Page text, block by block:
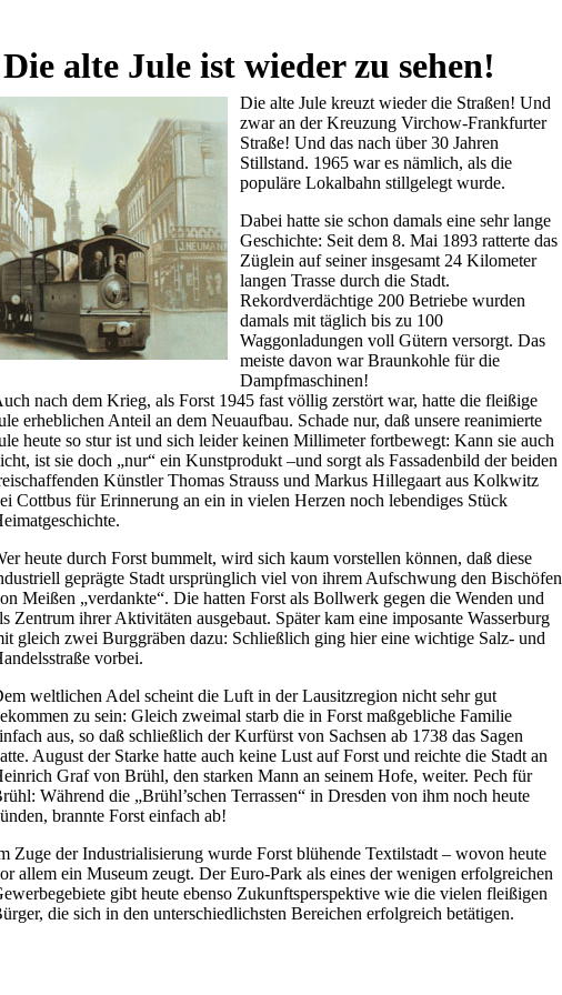
Die alte Jule ist wieder zu sehen!
Die alte Jule kreuzt wieder die Straßen! Und
zwar an der Kreuzung Virchow-Frankfurter
Straße! Und das nach über 30 Jahren
Stillstand. 1965 war es nämlich, als die
populäre Lokalbahn stillgelegt wurde.
Dabei hatte sie schon damals eine sehr lange
Geschichte: Seit dem 8. Mai 1893 ratterte das
Züglein auf seiner insgesamt 24 Kilometer
langen Trasse durch die Stadt.
Rekordverdächtige 200 Betriebe wurden
damals mit täglich bis zu 100
Waggonladungen voll Gütern versorgt. Das
meiste davon war Braunkohle für die
Dampfmaschinen!
nach dem Krieg, als Forst 1945 fast völlig zerstört war, hatte die fleißige
erheblichen Anteil an dem Neuaufbau. Schade nur, daß unsere reanimierte
heute so stur ist und sich leider keinen Millimeter fortbewegt: Kann sie auch
ist sie doch „nur“ ein Kunstprodukt –und sorgt als Fassadenbild der beiden
Künstler Thomas Strauss und Markus Hillegaart aus Kolkwitz
Cottbus für Erinnerung an ein in vielen Herzen noch lebendiges Stück
heute durch Forst bummelt, wird sich kaum vorstellen können, daß diese
geprägte Stadt ursprünglich viel von ihrem Aufschwung den Bischöfen
Meißen „verdankte“. Die hatten Forst als Bollwerk gegen die Wenden und
Zentrum ihrer Aktivitäten ausgebaut. Später kam eine imposante Wasserburg
gleich zwei Burggräben dazu: Schließlich ging hier eine wichtige Salz- und
vorbei.
weltlichen Adel scheint die Luft in der Lausitzregion nicht sehr gut
zu sein: Gleich zweimal starb die in Forst maßgebliche Familie
aus, so daß schließlich der Kurfürst von Sachsen ab 1738 das Sagen
August der Starke hatte auch keine Lust auf Forst und reichte die Stadt an
Graf von Brühl, den starken Mann an seinem Hofe, weiter. Pech für
Während die „Brühl’schen Terrassen“ in Dresden von ihm noch heute
brannte Forst einfach ab!
Zuge der Industrialisierung wurde Forst blühende Textilstadt – wovon heute
allem ein Museum zeugt. Der Euro-Park als eines der wenigen erfolgreichen
gibt heute ebenso Zukunftsperspektive wie die vielen fleißigen
die sich in den unterschiedlichsten Bereichen erfolgreich betätigen.